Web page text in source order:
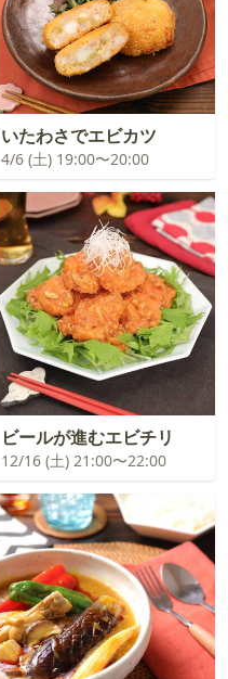
いたわさでエビカツ
4/6 (土) 19:00〜20:00
ビールが進むエビチリ
12/16 (土) 21:00〜22:00